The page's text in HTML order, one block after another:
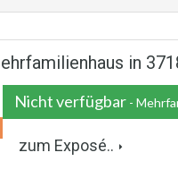
in
Nicht verfügbar -
zum Exposé..